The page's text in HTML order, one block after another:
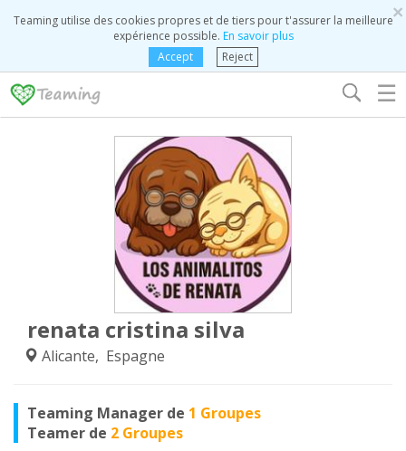
×
Teaming utilise des cookies propres et de tiers pour t'assurer la meilleure
expérience possible. En savoir plus
Accept
Reject
☰
renata cristina silva
Alicante, Espagne
Teaming Manager de 1 Groupes
Teamer de 2 Groupes